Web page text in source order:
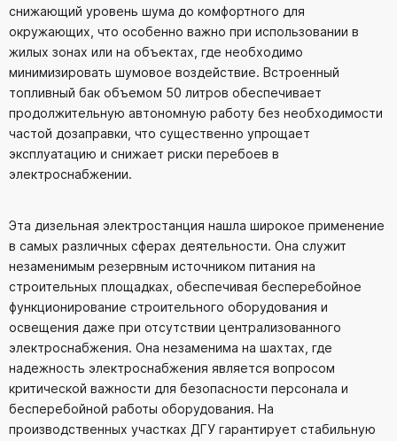
снижающий уровень шума до комфортного для
окружающих, что особенно важно при использовании в
жилых зонах или на объектах, где необходимо
минимизировать шумовое воздействие. Встроенный
топливный бак объемом 50 литров обеспечивает
продолжительную автономную работу без необходимости
частой дозаправки, что существенно упрощает
эксплуатацию и снижает риски перебоев в
электроснабжении.
Эта дизельная электростанция нашла широкое применение
в самых различных сферах деятельности. Она служит
незаменимым резервным источником питания на
строительных площадках, обеспечивая бесперебойное
функционирование строительного оборудования и
освещения даже при отсутствии централизованного
электроснабжения. Она незаменима на шахтах, где
надежность электроснабжения является вопросом
критической важности для безопасности персонала и
бесперебойной работы оборудования. На
производственных участках ДГУ гарантирует стабильную